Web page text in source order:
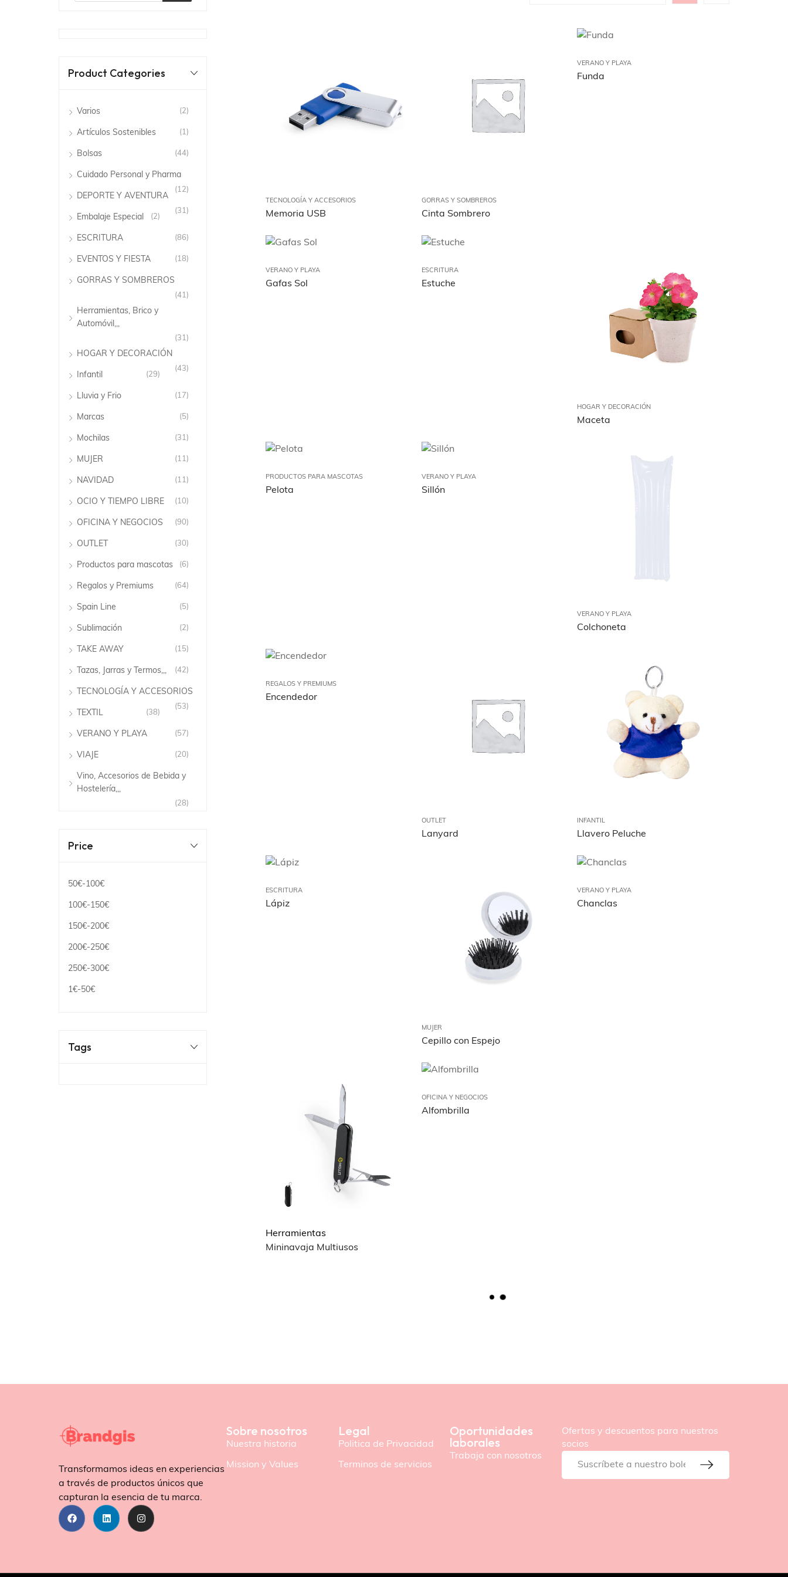
Product Categories
Varios (2)
Artículos Sostenibles (1)
Bolsas (44)
Cuidado Personal y Pharma
(12)
DEPORTE Y AVENTURA
(31)
Embalaje Especial (2)
ESCRITURA (86)
EVENTOS Y FIESTA (18)
GORRAS Y SOMBREROS
(41)
Herramientas, Brico y
Automóvil,,,
(31)
HOGAR Y DECORACIÓN
(43)
Infantil (29)
Lluvia y Frio (17)
Marcas (5)
Mochilas (31)
MUJER (11)
NAVIDAD (11)
OCIO Y TIEMPO LIBRE (10)
OFICINA Y NEGOCIOS (90)
OUTLET (30)
Productos para mascotas (6)
Regalos y Premiums (64)
Spain Line (5)
Sublimación (2)
TAKE AWAY (15)
Tazas, Jarras y Termos,,, (42)
TECNOLOGÍA Y ACCESORIOS
(53)
TEXTIL (38)
VERANO Y PLAYA (57)
VIAJE (20)
Vino, Accesorios de Bebida y
Hostelería,,,
(28)
Price
50€-100€
100€-150€
150€-200€
200€-250€
250€-300€
1€-50€
Tags
TECNOLOGÍA Y ACCESORIOS
Memoria USB
GORRAS Y SOMBREROS
Cinta Sombrero
VERANO Y PLAYA
Funda
VERANO Y PLAYA
Gafas Sol
ESCRITURA
Estuche
HOGAR Y DECORACIÓN
Maceta
PRODUCTOS PARA MASCOTAS
Pelota
VERANO Y PLAYA
Sillón
VERANO Y PLAYA
Colchoneta
REGALOS Y PREMIUMS
Encendedor
OUTLET
Lanyard
INFANTIL
Llavero Peluche
ESCRITURA
Lápiz
MUJER
Cepillo con Espejo
VERANO Y PLAYA
Chanclas
Herramientas
Mininavaja Multiusos
OFICINA Y NEGOCIOS
Alfombrilla
L
Transformamos ideas en experiencias
a través de productos únicos que
capturan la esencia de tu marca.
Sobre nosotros
Nuestra historia
Mission y Values
Legal
Politica de Privacidad
Terminos de servicios
Oportunidades
laborales
Trabaja con nosotros
Ofertas y descuentos para nuestros
socios